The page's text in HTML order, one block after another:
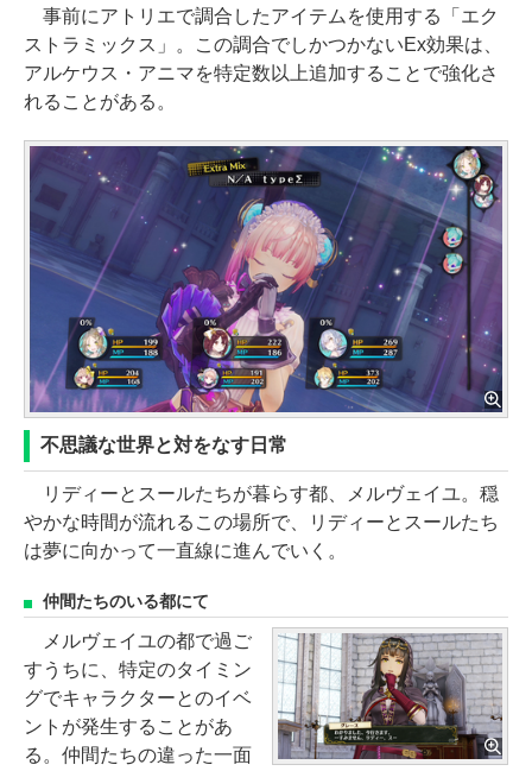
事前にアトリエで調合したアイテムを使用する「エク
ストラミックス」。この調合でしかつかないEx効果は、
アルケウス・アニマを特定数以上追加することで強化さ
れることがある。
不思議な世界と対をなす日常
リディーとスールたちが暮らす都、メルヴェイユ。穏
やかな時間が流れるこの場所で、リディーとスールたち
は夢に向かって一直線に進んでいく。
仲間たちのいる都にて
メルヴェイユの都で過ご
すうちに、特定のタイミン
グでキャラクターとのイベ
ントが発生することがあ
る。仲間たちの違った一面